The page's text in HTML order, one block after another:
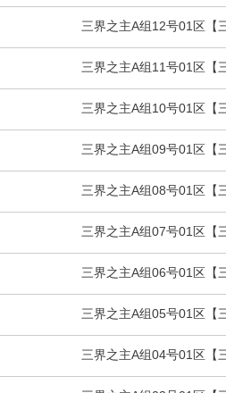
三界之主A组12号01区【
三界之主A组11号01区【
三界之主A组10号01区【
三界之主A组09号01区【
三界之主A组08号01区【
三界之主A组07号01区【
三界之主A组06号01区【
三界之主A组05号01区【
三界之主A组04号01区【